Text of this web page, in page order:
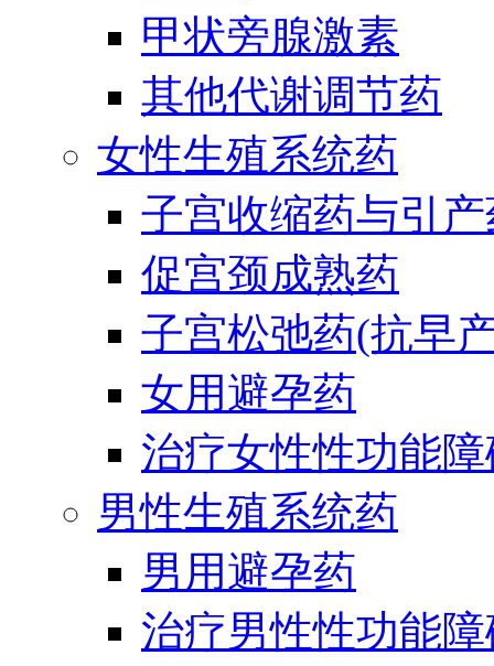
甲状旁腺激素
其他代谢调节药
女性生殖系统药
子宫收缩药与引
促宫颈成熟药
子宫松弛药(抗早
女用避孕药
治疗女性性功能
男性生殖系统药
男用避孕药
治疗男性性功能